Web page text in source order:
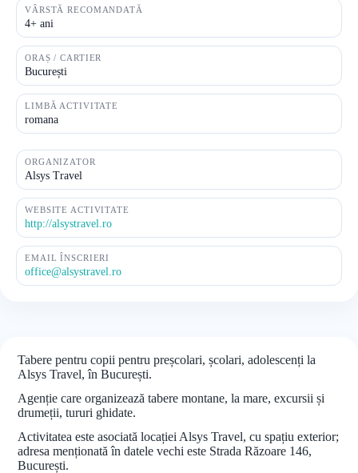
VÂRSTĂ RECOMANDATĂ
4+ ani
ORAȘ / CARTIER
București
LIMBĂ ACTIVITATE
romana
ORGANIZATOR
Alsys Travel
WEBSITE ACTIVITATE
http://alsystravel.ro
EMAIL ÎNSCRIERI
office@alsystravel.ro
Tabere pentru copii pentru preșcolari, școlari, adolescenți la
Alsys Travel, în București.
Agenție care organizează tabere montane, la mare, excursii și
drumeții, tururi ghidate.
Activitatea este asociată locației Alsys Travel, cu spațiu exterior;
adresa menționată în datele vechi este Strada Răzoare 146,
București.